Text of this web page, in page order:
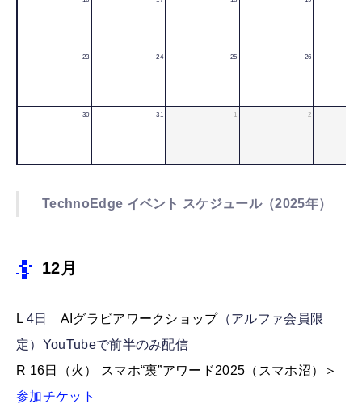
23 24 25 26
30 31 1 2
TechnoEdge イベント スケジュール（2025年）
12月
L 4日 AIグラビアワークショップ（アルファ会員限
定）YouTubeで前半のみ配信
R 16日（火） スマホ“裏”アワード2025（スマホ沼）＞
参加チケット